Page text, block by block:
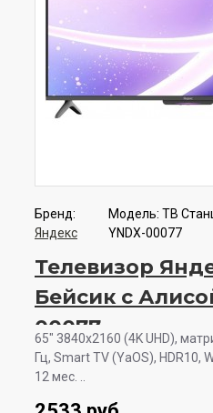
Бренд:
Яндекс
Модель: ТВ
YNDX-00077
Телевизор
Бейсик с
00077
65" 3840x2160 (4K UHD),
Гц, Smart TV (YaOS), HDR10,
12 мес. ..